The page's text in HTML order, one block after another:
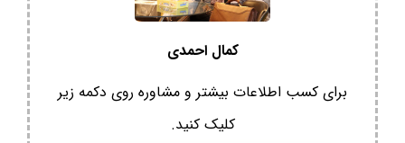
کمال احمدی
برای کسب اطلاعات بیشتر و مشاوره روی دکمه زیر
کلیک کنید.